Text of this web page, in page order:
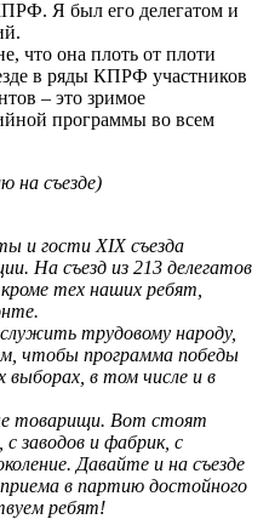
Я был его делегатом и
что она плоть от плоти
в ряды КПРФ участников
– это зримое
программы во всем
на съезде)
и гости XIX съезда
На съезд из 213 делегатов
тех наших ребят,
трудовому народу,
чтобы программа победы
выборах, в том числе и в
товарищи. Вот стоят
заводов и фабрик, с
Давайте и на съезде
в партию достойного
ребят!